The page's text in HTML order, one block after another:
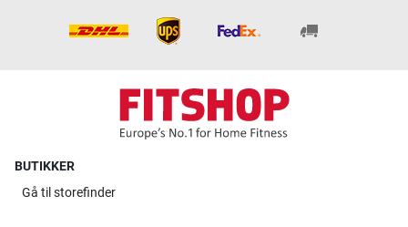
BUTIKKER
Gå til storefinder